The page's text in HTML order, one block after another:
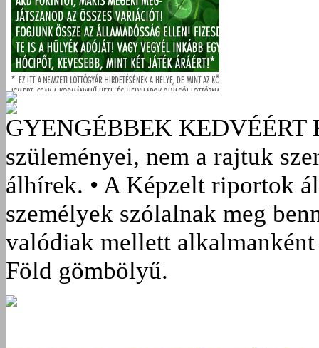
GYENGÉBBEK KEDVÉÉRT
szüleményei, nem a rajtuk
álhírek. • A Képzelt riportok
személyek szólalnak meg
valódiak mellett
Föld gömbölyű.